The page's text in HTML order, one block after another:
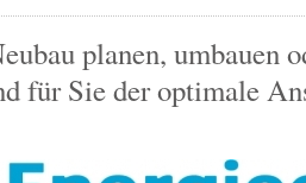
planen, umbauen
für Sie der optimale